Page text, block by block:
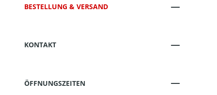
BESTELLUNG & VERSAND
KONTAKT
ÖFFNUNGSZEITEN